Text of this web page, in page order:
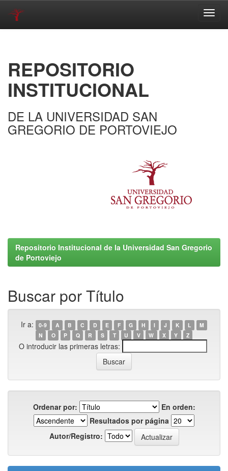
REPOSITORIO
INSTITUCIONAL
DE LA UNIVERSIDAD SAN
GREGORIO DE PORTOVIEJO
Repositorio Institucional de la Universidad San Gregorio
de Portoviejo
Buscar por Título
Ir a: 0-9 A B C D E F G H I J K L
M
N
O P Q R S T U V W X Y Z
O introducir las primeras letras:
Ordenar por:
En orden:
Resultados por página
Autor/Registro: